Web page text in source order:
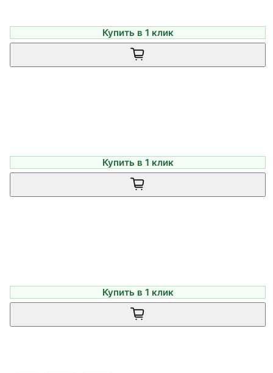
Купить в 1 клик
Купить в 1 клик
Купить в 1 клик